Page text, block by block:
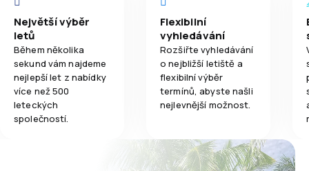
Největší výběr
letů
Během několika
sekund vám najdeme
nejlepší let z nabídky
více než 500
leteckých
společností.
Flexibilní
vyhledávání
Rozšiřte vyhledávání
o nejbližší letiště a
flexibilní výběr
termínů, abyste našli
nejlevnější možnost.